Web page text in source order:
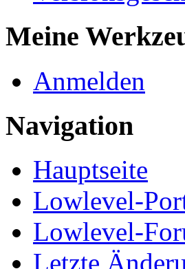
Meine
Anmelden
Navigation
Hauptseite
Lowlevel-
Lowlevel-
Letzte